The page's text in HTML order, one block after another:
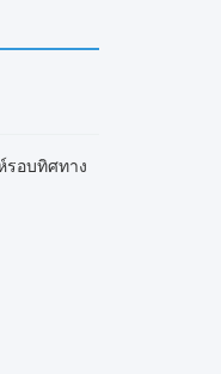
รอบทิศทาง